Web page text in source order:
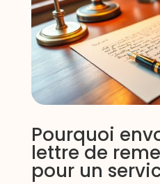
Pourquoi
lettre de
pour un